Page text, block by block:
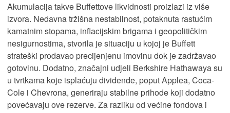
Akumulacija takve Buffettove likvidnosti proizlazi iz više
izvora. Nedavna tržišna nestabilnost, potaknuta rastućim
kamatnim stopama, inflacijskim brigama i geopolitičkim
nesigurnostima, stvorila je situaciju u kojoj je Buffett
strateški prodavao precijenjenu imovinu dok je zadržavao
gotovinu. Dodatno, značajni udjeli Berkshire Hathawaya su
u tvrtkama koje isplaćuju dividende, poput Applea, Coca-
Cole i Chevrona, generiraju stabilne prihode koji dodatno
povećavaju ove rezerve. Za razliku od većine fondova i